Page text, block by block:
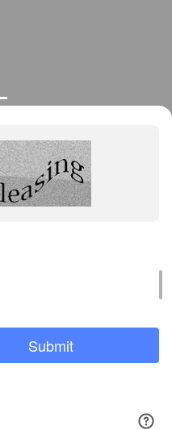
Оборудование для
канализации